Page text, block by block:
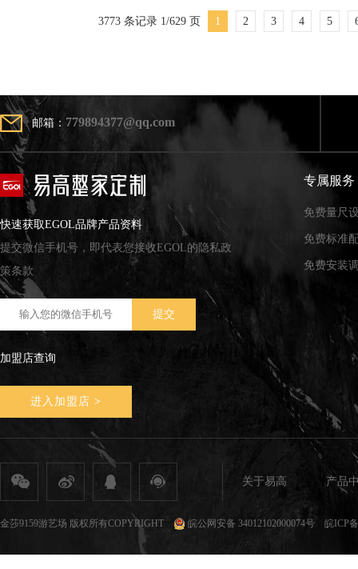
3773 条记录 1/629 页 1 2 3 4 5
邮箱： 779894377@qq.com
快速获取EGOL品牌产品资料
提交微信手机号，即代表您接收EGOL的隐私政
策条款
加盟店查询
进入加盟店 >
专属服务
免费量尺
免费标准
免费安装
关于易高 产品
全屋定制 定制家具 整体家居 衣柜定制 橱柜定制 全屋定制加盟 全屋整装 全屋定制
金莎9159游艺场 版权所有COPYRIGHT 皖公网安备 34012102000074号 皖ICP